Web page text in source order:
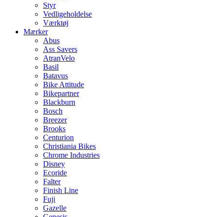
Styr
Vedligeholdelse
Værktøj
Mærker
Abus
Ass Savers
AtranVelo
Basil
Batavus
Bike Attitude
Bikepartner
Blackburn
Bosch
Breezer
Brooks
Centurion
Christiania Bikes
Chrome Industries
Disney
Ecoride
Falter
Finish Line
Fuji
Gazelle